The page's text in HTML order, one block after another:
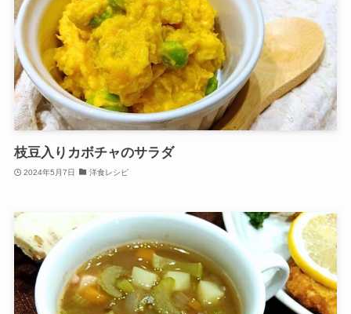
枝豆入りカボチャのサラダ
2024年5月7日 洋食レシピ